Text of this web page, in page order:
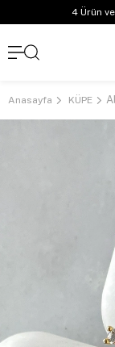
4 Ürün
Anasayfa KÜPE